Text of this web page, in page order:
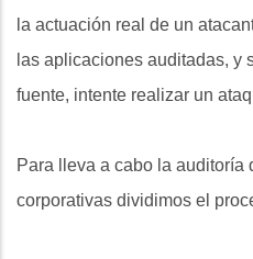
la actuación real de un
las aplicaciones auditadas, y
fuente, intente realizar un
Para lleva a cabo la auditoría
corporativas dividimos el